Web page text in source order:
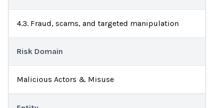
4.3. Fraud, scams, and targeted manipulation
Risk Domain
Malicious Actors & Misuse